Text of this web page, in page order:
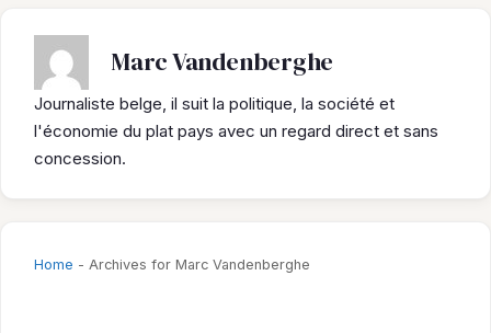
Marc Vandenberghe
Journaliste belge, il suit la politique, la société et
l'économie du plat pays avec un regard direct et sans
concession.
Home - Archives for Marc Vandenberghe